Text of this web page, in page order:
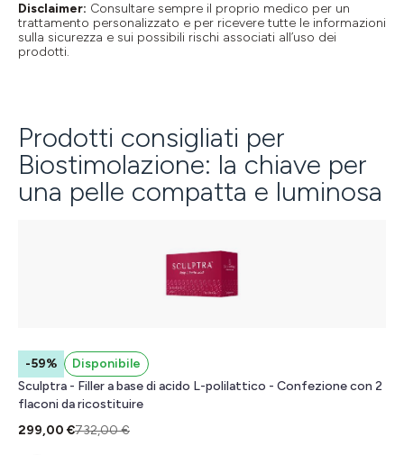
Disclaimer: Consultare sempre il proprio medico per un
trattamento personalizzato e per ricevere tutte le informazioni
sulla sicurezza e sui possibili rischi associati all’uso dei
prodotti.
Prodotti consigliati per
Biostimolazione: la chiave per
una pelle compatta e luminosa
-59%
Disponibile
Sculptra - Filler a base di acido L-polilattico - Confezione con 2
flaconi da ricostituire
299,00 €732,00 €